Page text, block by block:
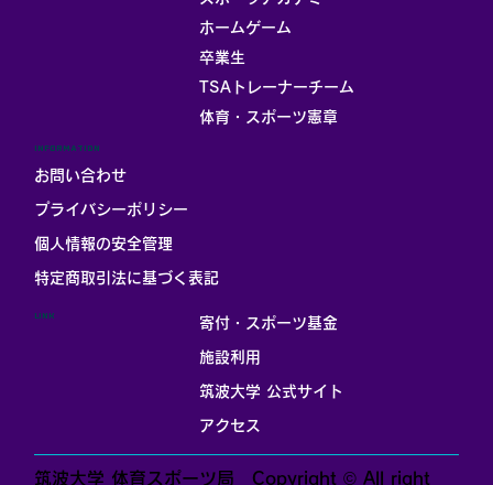
ホームゲーム
卒業生
TSAトレーナーチーム
体育・スポーツ憲章
寄付・スポーツ基金
施設利用
筑波大学 公式サイト
アクセス
LINK
INFORMATION
お問い合わせ
プライバシーポリシー
個人情報の安全管理
​特定商取引法に基づく表記
筑波大学 体育スポーツ局 Copyright © All right